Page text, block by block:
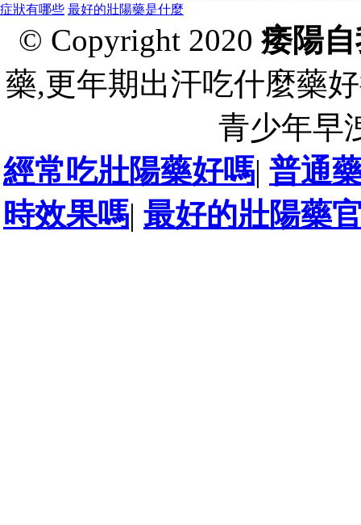
症狀有哪些 最好的壯陽藥是什麼
© Copyright 2020痿陽
藥,更年期出汗吃什麼藥
青少年早
經常吃壯陽藥好嗎| 普通
時效果嗎| 最好的壯陽藥